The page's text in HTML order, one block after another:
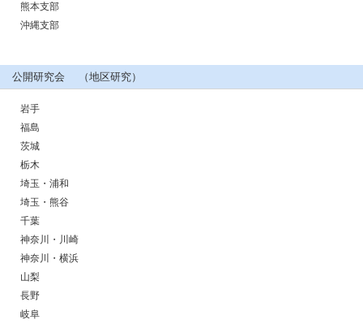
熊本支部
沖縄支部
公開研究会 （地区研究）
岩手
福島
茨城
栃木
埼玉・浦和
埼玉・熊谷
千葉
神奈川・川崎
神奈川・横浜
山梨
長野
岐阜